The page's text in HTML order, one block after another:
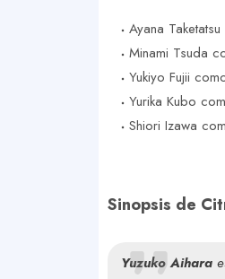
Ayana
Minami Tsuda
Yukiyo Fujii
Yurika Kubo
Shiori Izawa
Sinopsis de
Yuzuko Aihara